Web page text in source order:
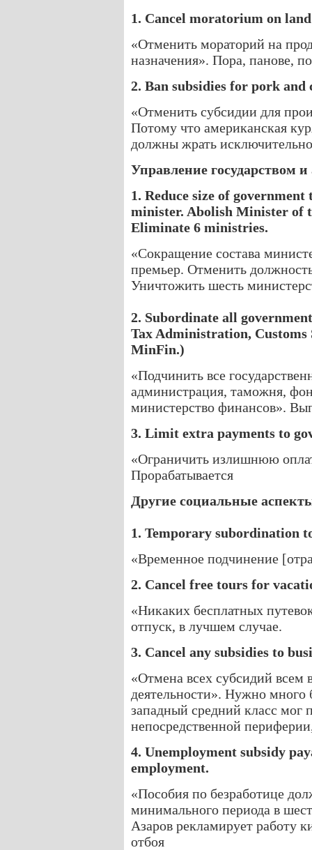
1. Cancel moratorium on land
«Отменить мораторий на
назначения». Пора, панове,
2. Ban subsidies for pork and
«Отменить субсидии для
Потому что американская
должны жрать
Управление государством
1. Reduce size of
minister. Abolish Minister of
Eliminate 6 ministries.
«Сокращение состава
премьер. Отменить
Уничтожить шесть
2. Subordinate all
Tax Administration,
MinFin.)
«Подчинить все
администрация, таможня,
министерство финансов».
3. Limit extra payments to
«Ограничить излишнюю
Прорабатывается
Другие социальные
1. Temporary subordination
«Временное подчинение
2. Cancel free tours for
«Никаких бесплатных
отпуск, в лучшем случае.
3. Cancel any subsidies to
«Отмена всех субсидий всем
деятельности». Нужно много
западный средний класс мог
непосредственной
4. Unemployment subsidy
employment.
«Пособия по безработице
минимального периода в
Азаров рекламирует работу
отбоя